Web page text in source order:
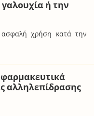
ή την
χρήση κατά την
αλληλεπίδρασης